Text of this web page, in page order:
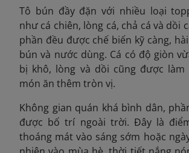
Tô bún đầy đặn với nhiều loại
như cá chiên, lòng cá, chả cá và dồi
phần đều được chế biến kỹ càng,
bún và nước dùng. Cá có độ giòn
bị khô, lòng và dồi cũng được làm
món ăn thêm tròn vị.
Không gian quán khá bình dân,
được bố trí ngoài trời. Đây là
thoáng mát vào sáng sớm hoặc